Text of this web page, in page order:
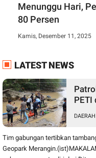
Menunggu Hari,
80 Persen
Kamis, Desember 11, 2025
LATEST NEWS
PETI
DAERAH
Tim gabungan tertibkan
Geopark